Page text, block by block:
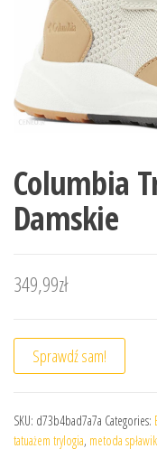
Columbia
Damskie
349,99zł
Sprawdź sam!
SKU: d73b4bad7a7a Categories:
tatuażem trylogia, metoda